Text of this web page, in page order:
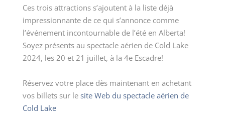
Ces trois attractions s’ajoutent à la liste déjà
impressionnante de ce qui s’annonce comme
l’événement incontournable de l’été en Alberta!
Soyez présents au spectacle aérien de Cold Lake
2024, les 20 et 21 juillet, à la 4eEscadre!
Réservez votre place dès maintenant en achetant
vos billets sur le site Web du spectacle aérien de
Cold Lake